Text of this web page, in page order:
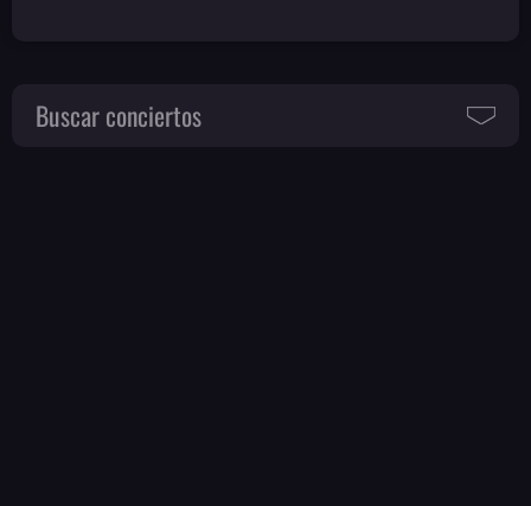
Buscar conciertos